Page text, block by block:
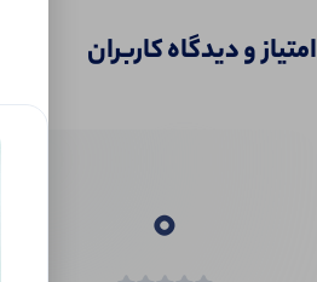
امتیاز و دیدگاه کاربران
0